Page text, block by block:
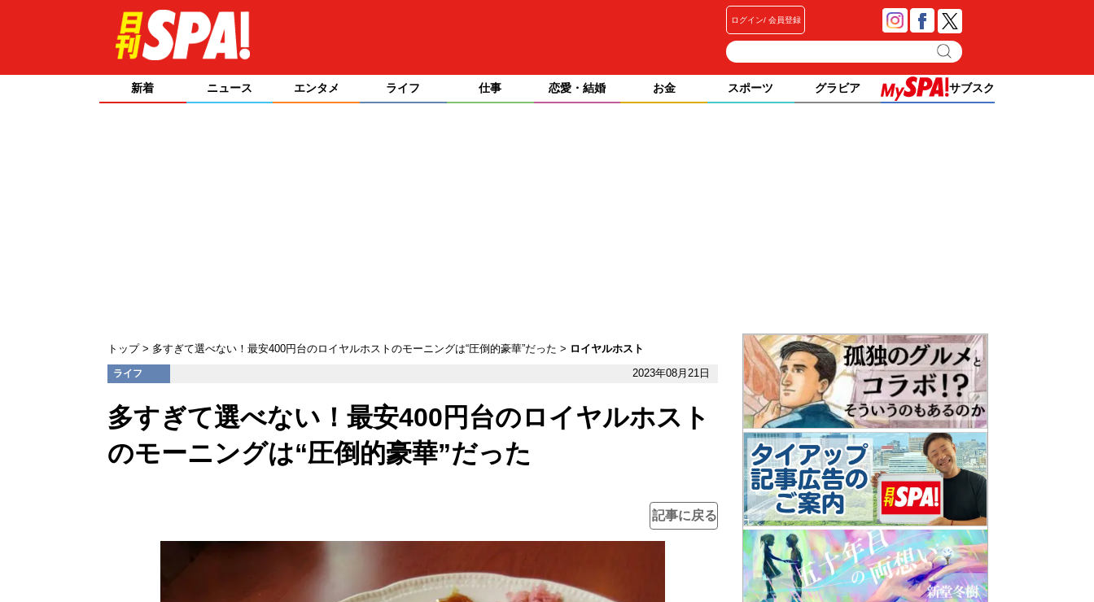
ログイン 会員登録
新着 ニュース エンタメ ライフ 仕事 恋愛・結婚 お金 スポーツ グラビア サブスク
トップ 多すぎて選べない！最安400円台のロイヤルホストのモーニングは“圧倒的豪華”だった ロイヤルホスト
ライフ 2023年08月21日
多すぎて選べない！最安400円台のロイヤルホスト
のモーニングは“圧倒的豪華”だった
記事に戻る